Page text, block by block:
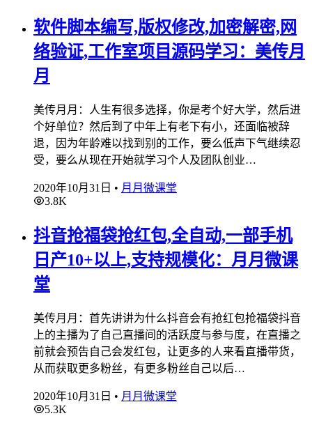
软件脚本编写,版权修改,加密解密,网
络验证,工作室项目源码学习：美传月
月
美传月月：人生有很多选择，你是考个好大学，然后进
个好单位？然后到了中年上有老下有小，还面临被辞
退，因为年龄难以找到别的工作，要么低声下气继续忍
受，要么从现在开始就学习个人及团队创业…
2020年10月31日 • 月月微课堂
3.8K
抖音抢福袋抢红包,全自动,一部手机
日产10+以上,支持规模化：月月微课
堂
美传月月：首先讲讲为什么抖音会有抢红包抢福袋抖音
上的主播为了自己直播间的活跃度与参与度，在直播之
前就会预告自己会发红包，让更多的人来看直播带货，
从而获取更多粉丝，有更多粉丝自己以后…
2020年10月31日 • 月月微课堂
5.3K